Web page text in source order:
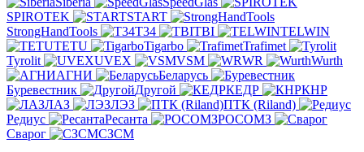
SPIROTEK
START
StrongHandTools
T34 TBI
TELWIN
TETU
Tigarbo
Trafimet
Tyrolit
UVEX VSM WR
Wurth
АГНИ
Беларусь
Буревестник
Другой КЕДР
КНР
ЛАЗ
ЛЭЗ
ПТК (Riland)
Редиус
Ресанта
РОСОМЗ
Сварог
СЗСМ